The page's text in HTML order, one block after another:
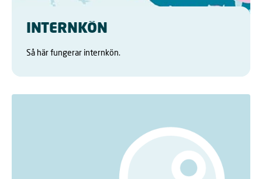
INTERNKÖN
Så här fungerar internkön.